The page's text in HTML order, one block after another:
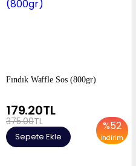
Fındık Waffle Sos (800gr)
%52
İndirim
179.20TL
375.00TL
Sepete Ekle